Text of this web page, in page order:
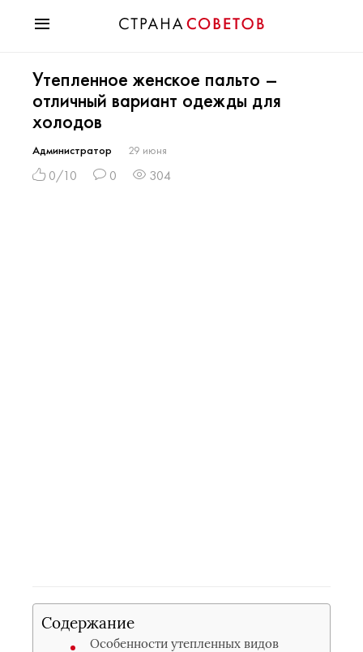
Мода
Звезды
Гороскопы
Здоровье
Психология
Утепленное женское пальто –
отличный вариант одежды для
холодов
Администратор 29 июня
0/10 0 304
Содержание
Особенности утепленных видов